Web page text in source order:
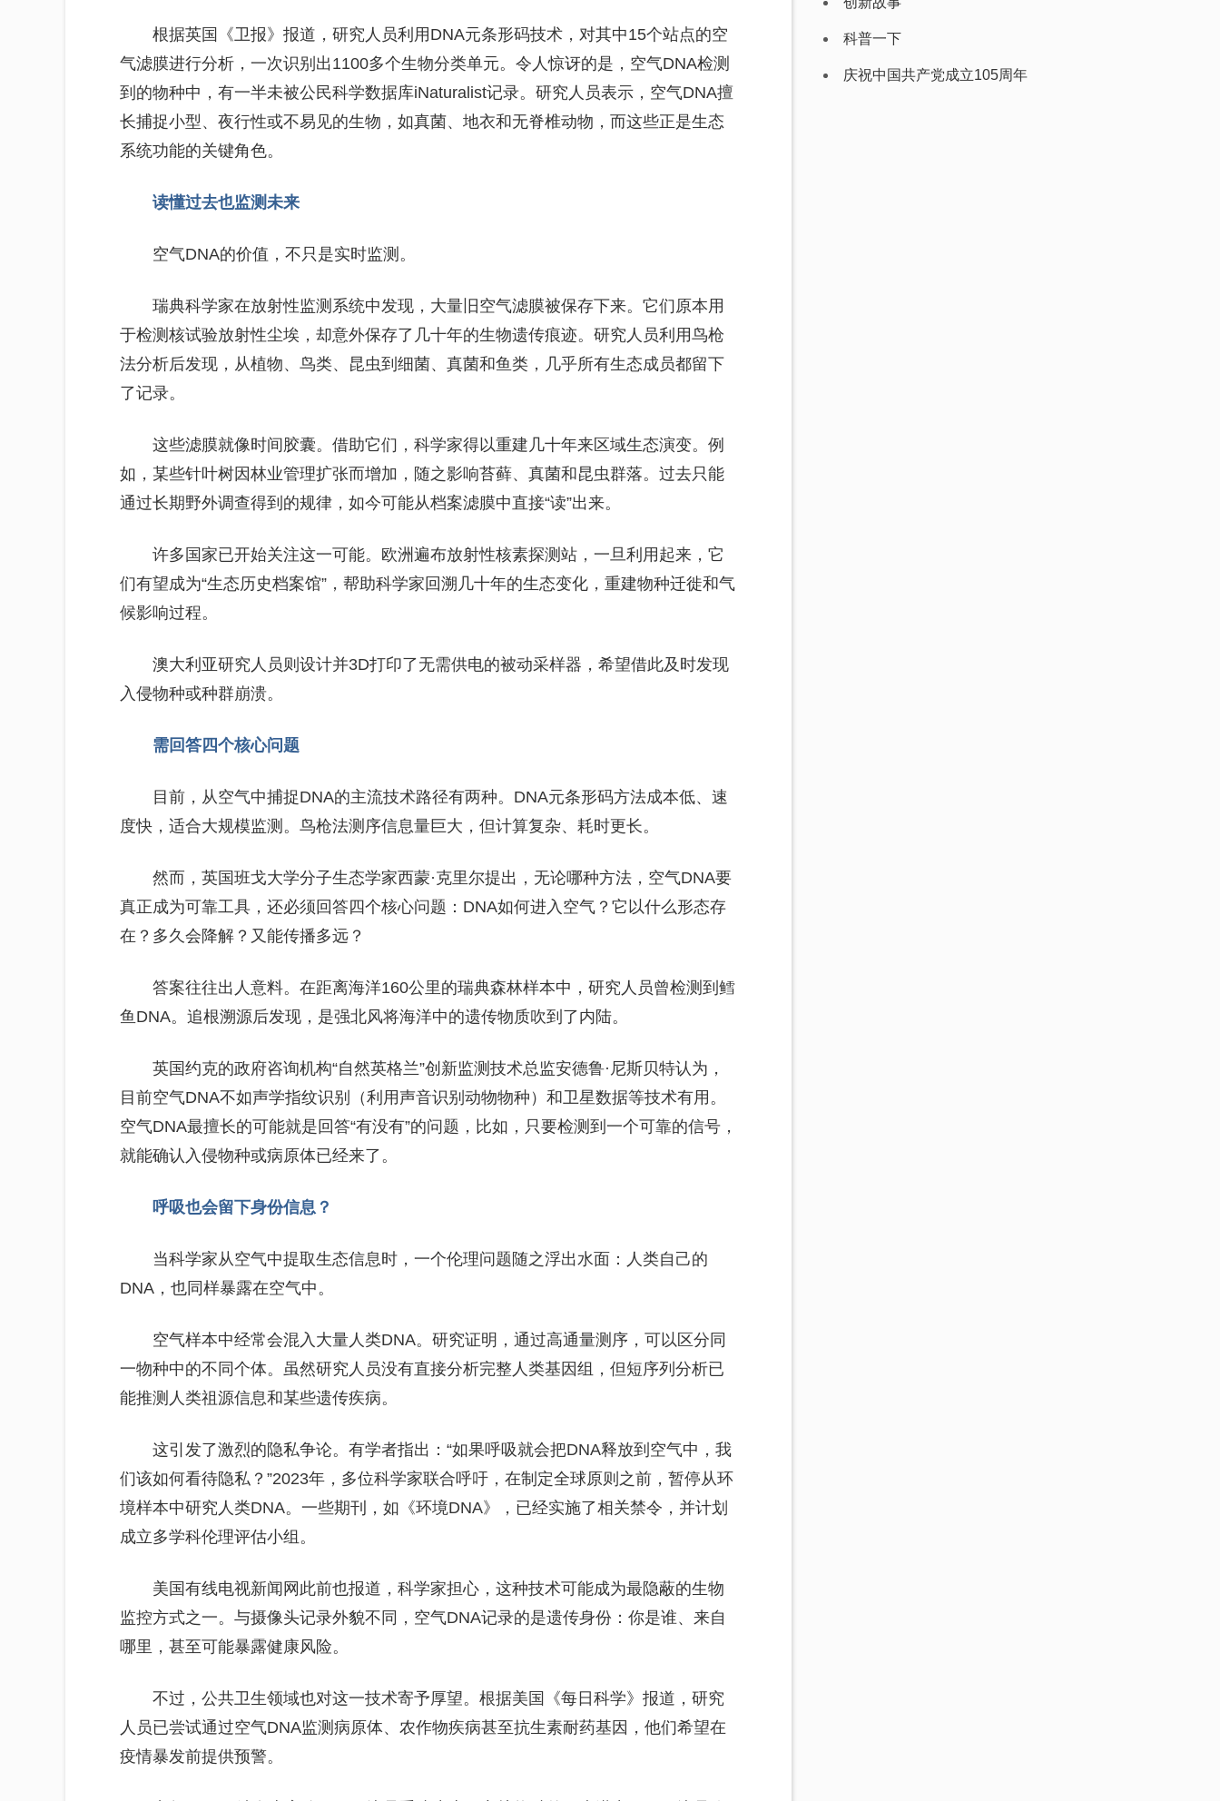
根据英国《卫报》报道，研究人员利用DNA元条形码技术，对其中15个站点的空
气滤膜进行分析，一次识别出1100多个生物分类单元。令人惊讶的是，空气DNA检测
到的物种中，有一半未被公民科学数据库iNaturalist记录。研究人员表示，空气DNA擅
长捕捉小型、夜行性或不易见的生物，如真菌、地衣和无脊椎动物，而这些正是生态
系统功能的关键角色。
读懂过去也监测未来
空气DNA的价值，不只是实时监测。
瑞典科学家在放射性监测系统中发现，大量旧空气滤膜被保存下来。它们原本用
于检测核试验放射性尘埃，却意外保存了几十年的生物遗传痕迹。研究人员利用鸟枪
法分析后发现，从植物、鸟类、昆虫到细菌、真菌和鱼类，几乎所有生态成员都留下
了记录。
这些滤膜就像时间胶囊。借助它们，科学家得以重建几十年来区域生态演变。例
如，某些针叶树因林业管理扩张而增加，随之影响苔藓、真菌和昆虫群落。过去只能
通过长期野外调查得到的规律，如今可能从档案滤膜中直接“读”出来。
许多国家已开始关注这一可能。欧洲遍布放射性核素探测站，一旦利用起来，它
们有望成为“生态历史档案馆”，帮助科学家回溯几十年的生态变化，重建物种迁徙和气
候影响过程。
澳大利亚研究人员则设计并3D打印了无需供电的被动采样器，希望借此及时发现
入侵物种或种群崩溃。
需回答四个核心问题
目前，从空气中捕捉DNA的主流技术路径有两种。DNA元条形码方法成本低、速
度快，适合大规模监测。鸟枪法测序信息量巨大，但计算复杂、耗时更长。
然而，英国班戈大学分子生态学家西蒙·克里尔提出，无论哪种方法，空气DNA要
真正成为可靠工具，还必须回答四个核心问题：DNA如何进入空气？它以什么形态存
在？多久会降解？又能传播多远？
答案往往出人意料。在距离海洋160公里的瑞典森林样本中，研究人员曾检测到鳕
鱼DNA。追根溯源后发现，是强北风将海洋中的遗传物质吹到了内陆。
英国约克的政府咨询机构“自然英格兰”创新监测技术总监安德鲁·尼斯贝特认为，
目前空气DNA不如声学指纹识别（利用声音识别动物物种）和卫星数据等技术有用。
空气DNA最擅长的可能就是回答“有没有”的问题，比如，只要检测到一个可靠的信号，
就能确认入侵物种或病原体已经来了。
呼吸也会留下身份信息？
当科学家从空气中提取生态信息时，一个伦理问题随之浮出水面：人类自己的
DNA，也同样暴露在空气中。
空气样本中经常会混入大量人类DNA。研究证明，通过高通量测序，可以区分同
一物种中的不同个体。虽然研究人员没有直接分析完整人类基因组，但短序列分析已
能推测人类祖源信息和某些遗传疾病。
这引发了激烈的隐私争论。有学者指出：“如果呼吸就会把DNA释放到空气中，我
们该如何看待隐私？”2023年，多位科学家联合呼吁，在制定全球原则之前，暂停从环
境样本中研究人类DNA。一些期刊，如《环境DNA》，已经实施了相关禁令，并计划
成立多学科伦理评估小组。
美国有线电视新闻网此前也报道，科学家担心，这种技术可能成为最隐蔽的生物
监控方式之一。与摄像头记录外貌不同，空气DNA记录的是遗传身份：你是谁、来自
哪里，甚至可能暴露健康风险。
不过，公共卫生领域也对这一技术寄予厚望。根据美国《每日科学》报道，研究
人员已尝试通过空气DNA监测病原体、农作物疾病甚至抗生素耐药基因，他们希望在
疫情暴发前提供预警。
科普一下
庆祝中国共产党成立105周年